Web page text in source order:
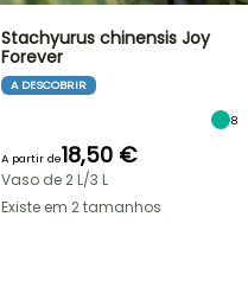
Stachyurus chinensis Joy
Forever
A DESCOBRIR
8
A partir de18,50 €
Vaso de 2 L/3 L
Existe em 2 tamanhos